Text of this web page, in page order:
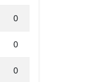
0
0
0